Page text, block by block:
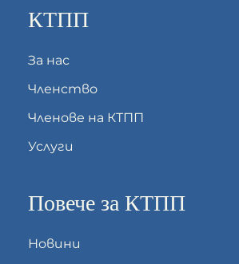
КТПП
За нас
Членство
Членове на КТПП
Услуги
Повече за КТПП
Новини